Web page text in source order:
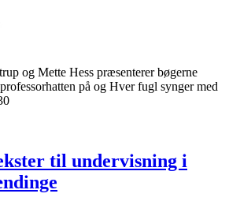
og Mette Hess præsenterer bøgerne
på og Hver fugl synger med
til undervisning i